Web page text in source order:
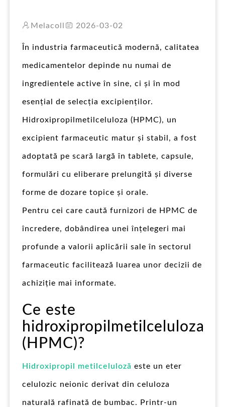
Melacoll 2026-03-02
În industria farmaceutică modernă, calitatea
medicamentelor depinde nu numai de
ingredientele active în sine, ci și în mod
esențial de selecția excipienților.
Hidroxipropilmetilceluloza (HPMC), un
excipient farmaceutic matur și stabil, a fost
adoptată pe scară largă în tablete, capsule,
formulări cu eliberare prelungită și diverse
forme de dozare topice și orale.
Pentru cei care caută furnizori de HPMC de
încredere, dobândirea unei înțelegeri mai
profunde a valorii aplicării sale în sectorul
farmaceutic facilitează luarea unor decizii de
achiziție mai informate.
Ce este
hidroxipropilmetilceluloza
(HPMC)?
Hidroxipropil metilceluloză este un eter
celulozic neionic derivat din celuloza
naturală rafinată de bumbac. Printr-un